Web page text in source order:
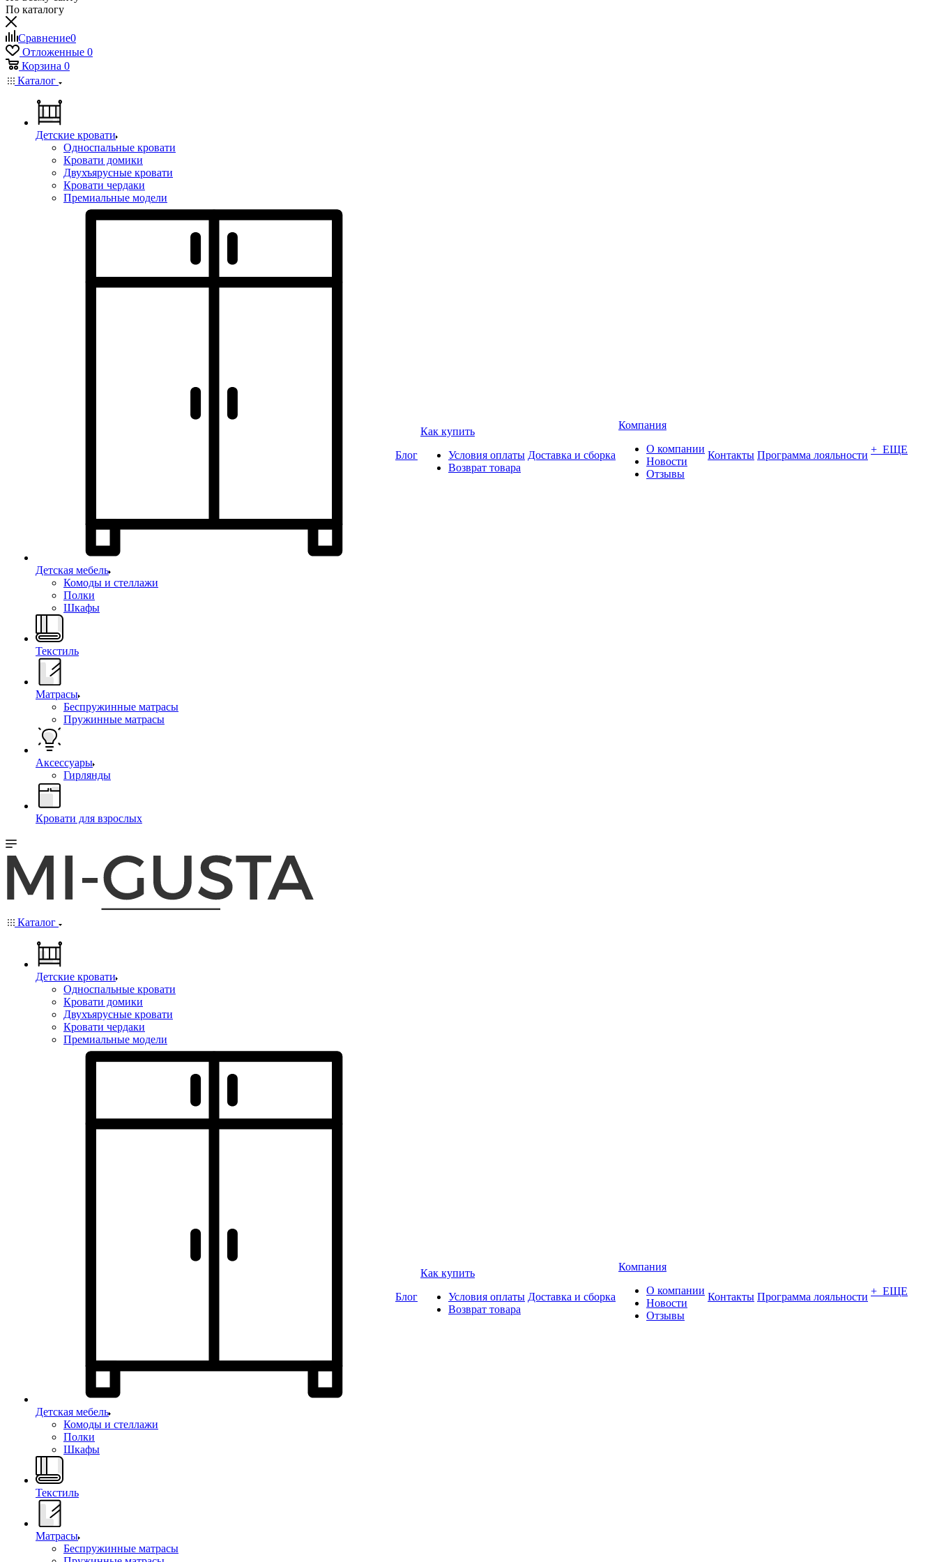
По каталогу
Сравнение0
Отложенные 0
Корзина 0
Каталог
Детские кровати
Односпальные кровати
Кровати домики
Двухъярусные кровати
Кровати чердаки
Премиальные модели
Детская мебель
Комоды и стеллажи
Полки
Шкафы
Текстиль
Матрасы
Беспружинные матрасы
Пружинные матрасы
Аксессуары
Гирлянды
Кровати для взрослых
Блог
Как купить
Условия оплаты
Возврат товара
Доставка и сборка
Компания
О компании
Новости
Отзывы
Контакты Программа лояльности + ЕЩЕ
Каталог
Детские кровати
Односпальные кровати
Кровати домики
Двухъярусные кровати
Кровати чердаки
Премиальные модели
Детская мебель
Комоды и стеллажи
Полки
Шкафы
Текстиль
Матрасы
Беспружинные матрасы
Блог
Как купить
Условия оплаты
Возврат товара
Доставка и сборка
Компания
О компании
Новости
Отзывы
Контакты Программа лояльности + ЕЩЕ